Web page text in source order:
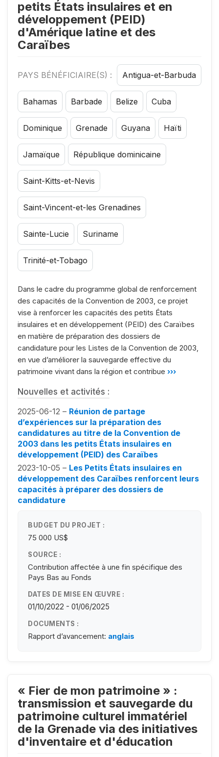
petits États insulaires et en
développement (PEID)
d'Amérique latine et des
Caraïbes
PAYS BÉNÉFICIAIRE(S) : Antigua-et-Barbuda
Bahamas Barbade Belize Cuba
Dominique Grenade Guyana Haïti
Jamaïque République dominicaine
Saint-Kitts-et-Nevis
Saint-Vincent-et-les Grenadines
Sainte-Lucie Suriname
Trinité-et-Tobago
Dans le cadre du programme global de renforcement
des capacités de la Convention de 2003, ce projet
vise à renforcer les capacités des petits États
insulaires et en développement (PEID) des Caraïbes
en matière de préparation des dossiers de
candidature pour les Listes de la Convention de 2003,
en vue d’améliorer la sauvegarde effective du
patrimoine vivant dans la région et contribue ›››
Nouvelles et activités :
2025-06-12 – Réunion de partage
d’expériences sur la préparation des
candidatures au titre de la Convention de
2003 dans les petits États insulaires en
développement (PEID) des Caraïbes
2023-10-05 – Les Petits États insulaires en
développement des Caraïbes renforcent leurs
capacités à préparer des dossiers de
candidature
BUDGET DU PROJET :
75 000 US$
SOURCE :
Contribution affectée à une fin spécifique des
Pays Bas au Fonds
DATES DE MISE EN ŒUVRE :
01/10/2022 - 01/06/2025
DOCUMENTS :
Rapport d’avancement: anglais
« Fier de mon patrimoine » :
transmission et sauvegarde du
patrimoine culturel immatériel
de la Grenade via des initiatives
d'inventaire et d'éducation